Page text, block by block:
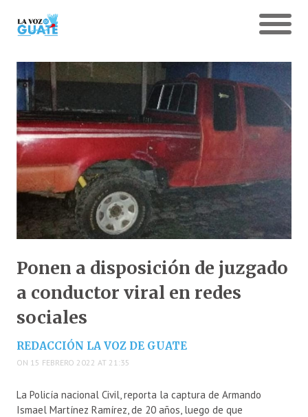
Ponen a disposición de juzgado
a conductor viral en redes
sociales
REDACCIÓN LA VOZ DE GUATE
ON 15 FEBRERO 2022 AT 21:35
La Policía nacional Civil, reporta la captura de Armando
Ismael Martínez Ramírez, de 20 años, luego de que